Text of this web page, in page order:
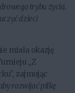
trybu życia.
dzieci
miała okazję
„Z
zajmując
rozwijać piłkę